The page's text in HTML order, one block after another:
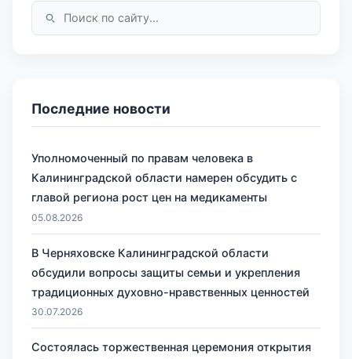
Последние новости
Уполномоченный по правам человека в
Калининградской области намерен обсудить с
главой региона рост цен на медикаменты
05.08.2026
В Черняховске Калининградской области
обсудили вопросы защиты семьи и укрепления
традиционных духовно-нравственных ценностей
30.07.2026
Состоялась торжественная церемония открытия